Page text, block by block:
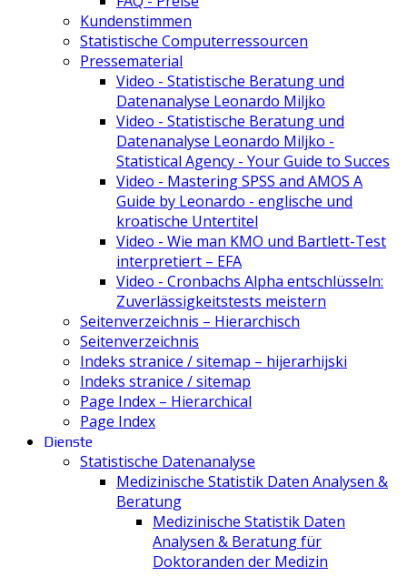
Kundenstimmen
Statistische Computerressourcen
Pressematerial
Video - Statistische Beratung und
Datenanalyse Leonardo Miljko
Video - Statistische Beratung und
Datenanalyse Leonardo Miljko -
Statistical Agency - Your Guide to Succes
Video - Mastering SPSS and AMOS A
Guide by Leonardo - englische und
kroatische Untertitel
Video - Wie man KMO und Bartlett-Test
interpretiert – EFA
Video - Cronbachs Alpha entschlüsseln:
Zuverlässigkeitstests meistern
Seitenverzeichnis – Hierarchisch
Seitenverzeichnis
Indeks stranice / sitemap – hijerarhijski
Indeks stranice / sitemap
Page Index – Hierarchical
Page Index
Dienste
Statistische Datenanalyse
Medizinische Statistik Daten Analysen &
Beratung
Medizinische Statistik Daten
Analysen & Beratung für
Doktoranden der Medizin